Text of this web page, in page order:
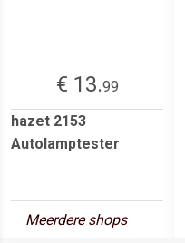
€ 13.99
hazet 2153
Autolamptester
Meerdere shops